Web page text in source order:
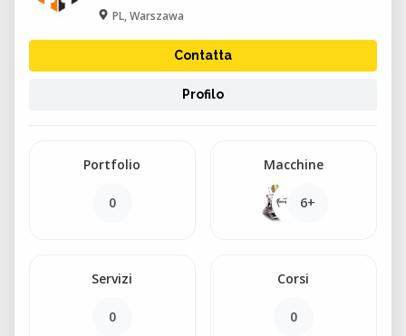
PL, Warszawa
Contatta
Profilo
Portfolio
0
Macchine
6+
Servizi
0
Corsi
0